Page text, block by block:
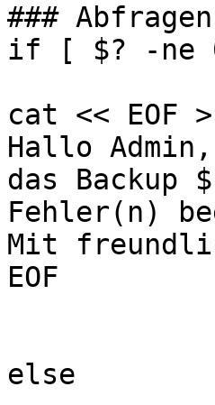
###
if [ $? -ne
cat << EOF
Hallo Admin,
das Backup
Fehler(n)
Mit
EOF
else